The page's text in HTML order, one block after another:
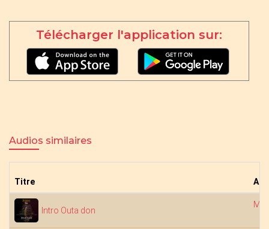
Télécharger l'application sur:
Audios similaires
Titre
Intro Outa don